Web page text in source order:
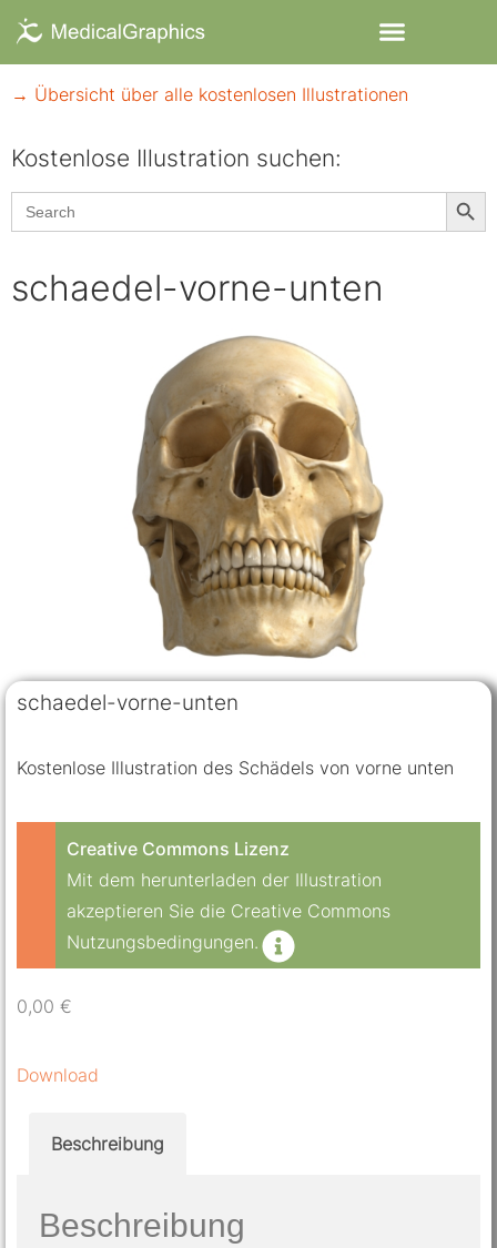
→ Übersicht über alle kostenlosen Illustrationen
Kostenlose Illustration suchen:​
Search
for:
schaedel-vorne-unten
schaedel-vorne-unten
Kostenlose Illustration des Schädels von vorne unten
Creative Commons Lizenz
Mit dem herunterladen der Illustration
akzeptieren Sie die Creative Commons
Nutzungsbedingungen.
0,00 €
Download
Beschreibung
Beschreibung